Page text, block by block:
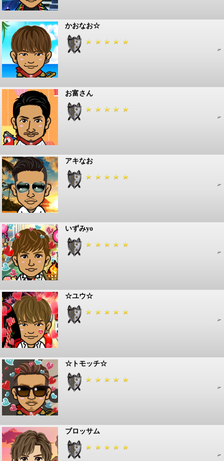
かおなお☆
お富さん
アキなお
いずみyo
☆ユウ☆
☆トモッチ☆
ブロッサム